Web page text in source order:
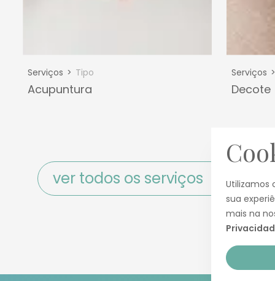
Serviços Tipo
Acupuntura
Serviços
ver todos os serviços
Utilizamos
sua
mais na